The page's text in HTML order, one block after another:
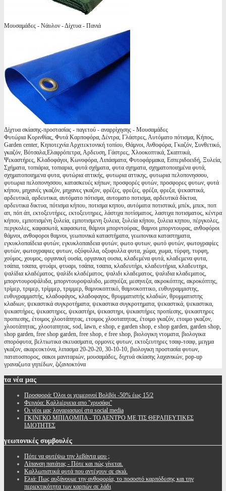
Μουσαμάδες - Νάυλον - Δίχτυα - Πανιά
Δίχτυα σκίασης-προστασίας - παγετού - αναρρίχησης - Μουσαμάδες
Φυτώρια Κορινθίας, Φυτά Καρποφόρα, Δέντρα, Γλάστρες, Αυτόματο πότισμα, Κήπος,
Garden center, Κηποτεχνία Αρχιτεκτονική τοπίου, Θάμνοι, Ανθοφόρα, Γκαζόν, Συνθετικό,
γκαζόν, Βότσαλα,Ελαφρόπετρα, Αρδευση, Γάστρες, Χλοοκοπτικά, Σκαπτικά,
Ψεκαστήρες, Κλαδοφάγοι, Κωνοφόρα, Λιπάσματα, Φυτοφάρμακα, Εσπεριδοειδή, Ξυλεία,
Σχήματα, τοπιάρια, τοπιαρια, φυτά σχήματα, φυτα σχηματα, σχηματοποιημένα φυτά,
σχηματοποιημενα φυτα, φυτώρια αττικής, φυτωρια αττικης, φυτωρια πελοπονησσου,
φυτωρια πελοπονησσου, κατασκευές κήπων, προσφορές φυτών, προσφορες φυτων, φυτά
κήπου, μηχανές γκαζόν, μηχανες γκαζον, φρέζες, φρεζες, φρέζα, φρεζα, ψεκαστικά,
αρδευτικά, αρδευτικα, αυτόματο πότισμα, αυτοματο ποτισμα, αρδευτικά δίκτυα,
αρδευτικα δικτυα, πότισμα κήπου, ποτισμα κηπου, αυτόματα ποτιστικά, μπέκ, μπεκ, ποπ
απ, πόπ άπ, εκτοξευτήρες, εκτοξευτηρες, λάστιχα ποτίσματος, λαστιχα ποτισματος, κέντρα
κήπου, εμποτισμένη ξυλεία, εμποτισμενη ξυλεια, ξυλεία κήπου, ξυλεια κηπου, πέργκολες,
περγκολες, καφασωτά, καφασωτα, θάμνοι μπορντούρας, θαμνοι μπορντουρας, ανθοφόροι
θάμνοι, ανθοφοροι θαμνοι, γεωπονικά καταστήματα, γεωπονικα καταστηματα,
εγκυκλοπαίδεια φυτών, εγκυκλοπαιδεια φυτών, φωτο φυτων, φωτό φυτών, φωτογραφίες
φυτών, φωτογραφιες φυτων, οξύφυλλα, οξυφυλλα φυτα, χώμα, χωμα, τύρφη, τυρφη,
χούμος, χουμος, οργανική ουσία, οργανικη ουσια, κλαδεμένα φυτά, κλαδεμενα φυτα,
τσάπα, τσαπα, φτυάρι, φτυαρι, τσάπα, τσαπα, κλαδευτήρι, κλαδευτήρια, κλαδευτηρι,
ψαλίδια κλαδέματος, ψαλίδι κλαδέματος, ψαλιδι κλαδεματος, ψαλιδια κλαδεματος,
μπορντουροψάλιδα, μπορντουροψαλιδο, μεσηνέζα, μεσηνεζα, ακροκόπτης, ακροκόπτης,
τρίμερ, τριμερ, τρίμμερ, τριμμερ, θαμνοκοπτικό, θαμνοκοπτικο, ευθυγραμμιστης,
ευθυγραμμιστής, κλαδοφάγος, κλαδοφαγος, θρυμματιστής κλαδιών, θρυμματιστης
κλαδιων, ψεκαστικά συγκροτήματα, ψεκαστικα συγκροτηματα, ψεκαστικά, ψεκαστικα,
ψεκαστήρες, ψεκαστηρες, ψεκαστήρι, ψεκαστηρι, ψεκαστήρες προπίεσης, ψεκαστηρες
προπιεσης, έτοιμος χλοοτάπητας, ετοιμος χλοοταπητας, έτοιμο γκαζόν, ετοιμο γκαζον,
χλοοτάπητας, χλοοταπητας, sod, lawn, e shop, e garden shop, e shop garden, garden shop,
shop garden, free shop garden, free shop, e free shop, βιολογικη ντοματα, βιολογικα
σπορόφυτα, βελτιωτικα σκευασματα, ορμονες φυτων, εκτοξευτηρες τσαφ-τσαφ, μειγμα
γκαζον, ακαρεοκτόνα, λιπασμα 20-20-20, 30-10-10, βιολογικη προστασία φυτων,
πατατοσπορος, σακοι μανιταριών, μουσαμάδες, διχτυά σκίασης λαχανικών, pop-up
γραναζωτα γηπέδων, ζιζανιοκτόνα
τα νέα μας
Προσφορά: Όλοι οι χειμερινοί Βολβόι -50% έως 15/2
Φειγιόα: Καλλιέργεια απο ''χρυσάφι''
Oι νέοι μας λογαριασμοί στα social media
ΓΚΙΝΓΚΟ ΜΠΙΛΟΜΠΑ - ΤΟ ΔΕΝΤΡΟ ΜΕ ΤΙΣ ΘΕΡΑΠΕΥΤΙΚΕΣ
ΙΔΙΟΤΗΤΕΣ
γεωπονικές συμβουλές
Πότε να φυτέψω την λεβάντα μου ;
Λίπανση πατάτας - Πότε και πώς γίνεται.
Καλλωπιστικά φυτά που αντέχουν σε σκιά.
Ελιά: Πως αυξάνουμε την ανθοφορία, το ποσοστό καρπόδεσης και την
περιεκτικότητα των καρπών σε λάδι